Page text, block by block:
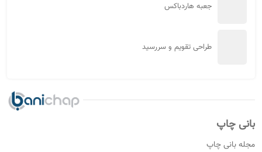
جعبه هاردباکس
طراحی تقویم و سررسید
بانی چاپ
مجله بانی چاپ